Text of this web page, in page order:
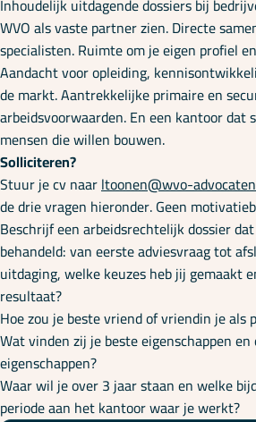
Inhoudelijk uitdagende dossiers bij
WVO als vaste partner zien. Directe
specialisten. Ruimte om je eigen profiel
Aandacht voor opleiding,
de markt. Aantrekkelijke primaire en
arbeidsvoorwaarden. En een kantoor dat
mensen die willen bouwen.
Solliciteren?
Stuur je cv naarltoonen@wvo-
de drie vragen hieronder. Geen
Beschrijf een arbeidsrechtelijk dossier
behandeld: van eerste adviesvraag tot
uitdaging, welke keuzes heb jij gemaakt
resultaat?
Hoe zou je beste vriend of vriendin je als
Wat vinden zij je beste eigenschappen
eigenschappen?
Waar wil je over 3 jaar staan en welke
periode aan het kantoor waar je werkt?